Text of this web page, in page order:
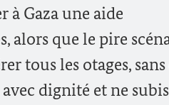
Gaza une aide
alors que le pire
tous les otages,
dignité et ne